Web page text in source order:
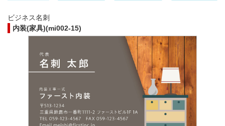
ビジネス名刺
内装(家具)(mi002-15)